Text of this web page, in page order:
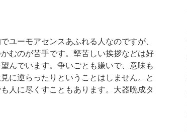
ユーモアセンスあふれる人なのですが、
むのが苦手です。堅苦しい挨拶などは好
んでいます。争いごとも嫌いで、意味も
に逆らったりということはしません。と
人に尽くすこともあります。大器晩成タ